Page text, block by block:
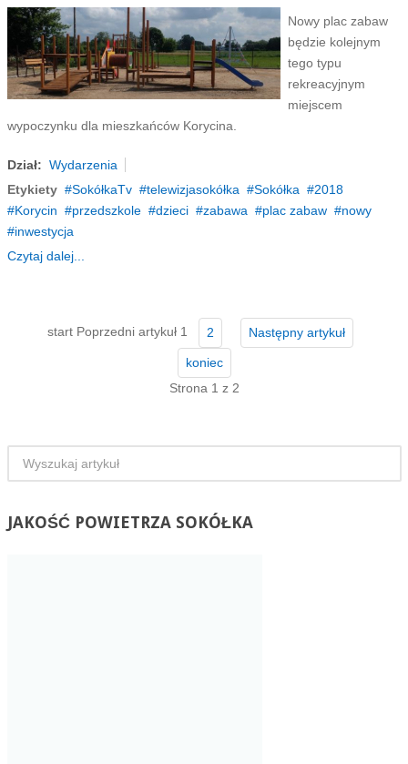
Nowy plac zabaw
będzie kolejnym
tego typu
rekreacyjnym
miejscem
wypoczynku dla mieszkańców Korycina.
Dział: Wydarzenia
Etykiety
SokółkaTv telewizjasokółka Sokółka
2018
Korycin
przedszkole dzieci zabawa plac zabaw
nowy
inwestycja
Czytaj dalej...
start Poprzedni artykuł 1 2 Następny artykuł
koniec
Strona 1 z 2
JAKOŚĆPOWIETRZA SOKÓŁKA